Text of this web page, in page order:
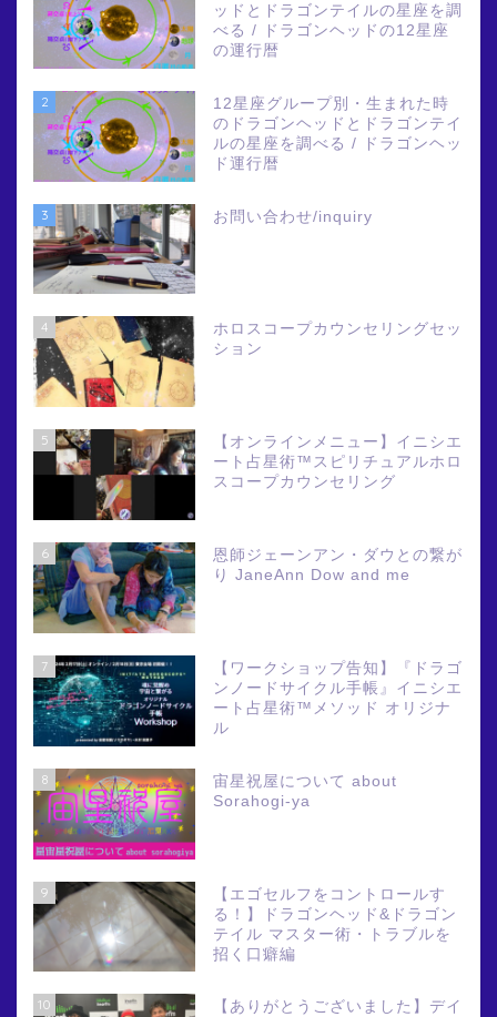
ッドとドラゴンテイルの星座を調
べる / ドラゴンヘッドの12星座
の運行暦
2
12星座グループ別・生まれた時
のドラゴンヘッドとドラゴンテイ
ルの星座を調べる / ドラゴンヘッ
ド運行暦
3 お問い合わせ/inquiry
4
ホロスコープカウンセリングセッ
ション
5
【オンラインメニュー】イニシエ
ート占星術™スピリチュアルホロ
スコープカウンセリング
6
恩師ジェーンアン・ダウとの繋が
り JaneAnn Dow and me
7
【ワークショップ告知】『ドラゴ
ンノードサイクル手帳』イニシエ
ート占星術™メソッド オリジナ
ル
8
宙星祝屋について about
Sorahogi-ya
9
【エゴセルフをコントロールす
る！】ドラゴンヘッド&ドラゴン
テイル マスター術・トラブルを
招く口癖編
10
【ありがとうございました】デイ